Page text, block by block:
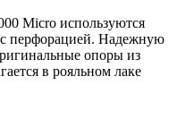
Micro используются
перфорацией. Надежную
опоры из
в рояльном лаке